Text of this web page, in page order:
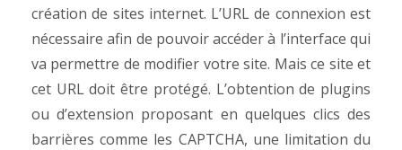
création de sites internet. L’URL de connexion est
nécessaire afin de pouvoir accéder à l’interface qui
va permettre de modifier votre site. Mais ce site et
cet URL doit être protégé. L’obtention de plugins
ou d’extension proposant en quelques clics des
barrières comme les CAPTCHA, une limitation du